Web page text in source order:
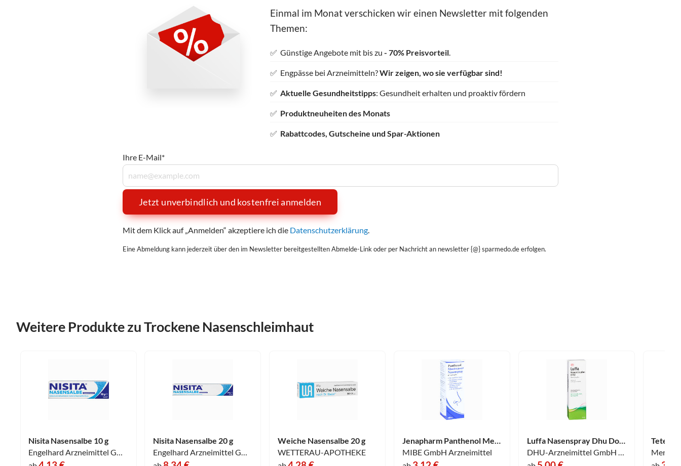
Einmal im Monat verschicken wir einen Newsletter mit folgenden
Themen:
✅ Günstige Angebote mit bis zu - 70% Preisvorteil.
✅ Engpässe bei Arzneimitteln?Wir zeigen, wo sie verfügbar sind!
✅ Aktuelle Gesundheitstipps: Gesundheit erhalten und proaktiv fördern
✅ Produktneuheiten des Monats
✅ Rabattcodes, Gutscheine und Spar-Aktionen
Ihre E-Mail*
Jetzt unverbindlich und kostenfrei anmelden
Mit dem Klick auf „Anmelden“ akzeptiere ich die Datenschutzerklärung
Eine Abmeldung kann jederzeit über den im Newsletter bereitgestellten Abmelde-Link oder per Nachricht an newsletter {@} sparmedo.de erfolgen.
Weitere Produkte zu Trockene Nasenschleimhaut
Nisita Nasensalbe 10 g
Nisita Nasensalbe 20 g
Weiche Nasensalbe 20 g
WETTERAU-APOTHEKE
MIBE GmbH Arzneimittel
Luffa Nasenspray Dhu Dosierspray 20 ml
Merz